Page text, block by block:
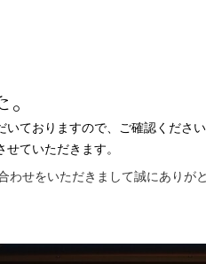
ておりますので、ご確認ください
ていただきます。
わせをいただきまして誠にありが